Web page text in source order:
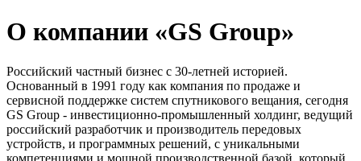
О компании «GS Group»
Российский частный бизнес с 30-летней историей.
Основанный в 1991 году как компания по продаже и
сервисной поддержке систем спутникового вещания, сегодня
GS Group - инвестиционно-промышленный холдинг, ведущий
российский разработчик и производитель передовых
устройств, и программных решений, с уникальными
компетенциями и мощной производственной базой, который